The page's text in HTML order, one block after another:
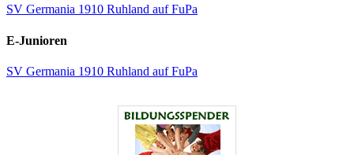
SV Germania 1910 Ruhland auf FuPa
E-Junioren
SV Germania 1910 Ruhland auf FuPa